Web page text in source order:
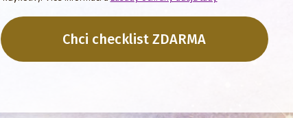
Chci checklist ZDARMA